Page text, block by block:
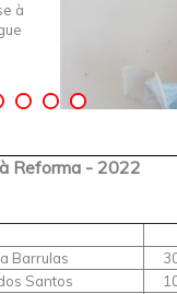
à
à Reforma - 2022
Barrulas
Santos